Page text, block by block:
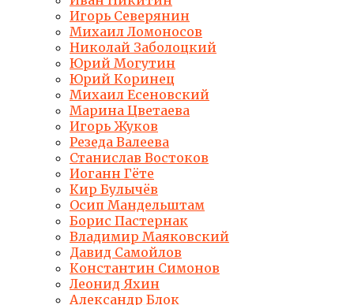
Игорь Северянин
Михаил Ломоносов
Николай Заболоцкий
Юрий Могутин
Юрий Коринец
Михаил Есеновский
Марина Цветаева
Игорь Жуков
Резеда Валеева
Станислав Востоков
Иоганн Гёте
Кир Булычёв
Осип Мандельштам
Борис Пастернак
Владимир Маяковский
Давид Самойлов
Константин Симонов
Леонид Яхин
Александр Блок